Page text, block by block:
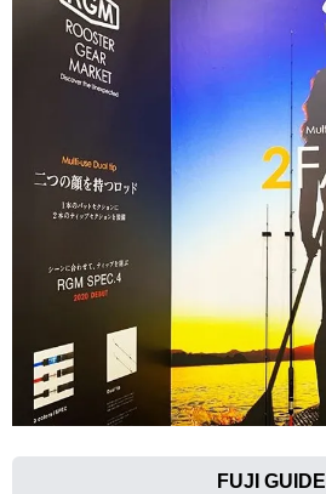
FUJI GUIDE